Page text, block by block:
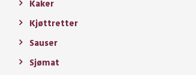
Kaker
Kjøttretter
Sauser
Sjømat